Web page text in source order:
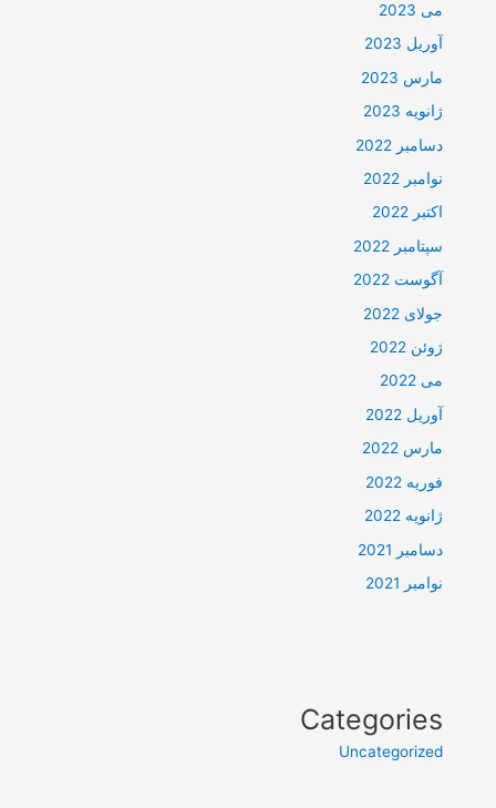
می 2023
آوریل 2023
مارس 2023
ژانویه 2023
دسامبر 2022
نوامبر 2022
اکتبر 2022
سپتامبر 2022
آگوست 2022
جولای 2022
ژوئن 2022
می 2022
آوریل 2022
مارس 2022
فوریه 2022
ژانویه 2022
دسامبر 2021
نوامبر 2021
Categories
Uncategorized